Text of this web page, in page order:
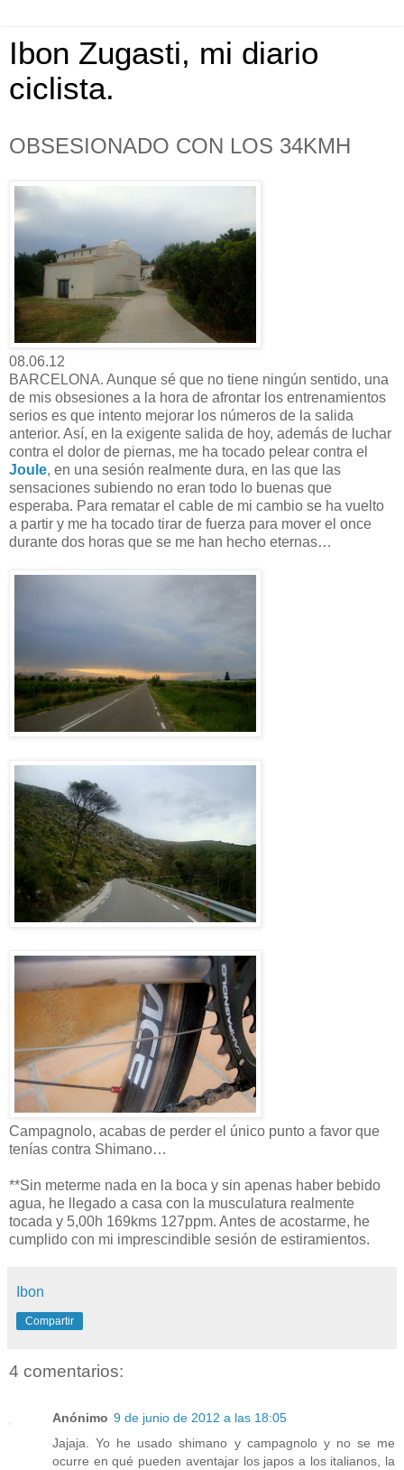
Ibon Zugasti, mi diario
ciclista.
OBSESIONADO CON LOS 34KMH
08.06.12
BARCELONA. Aunque sé que no tiene ningún sentido, una
de mis obsesiones a la hora de afrontar los entrenamientos
serios es que intento mejorar los números de la salida
anterior. Así, en la exigente salida de hoy, además de luchar
contra el dolor de piernas, me ha tocado pelear contra el
Joule, en una sesión realmente dura, en las que las
sensaciones subiendo no eran todo lo buenas que
esperaba. Para rematar el cable de mi cambio se ha vuelto
a partir y me ha tocado tirar de fuerza para mover el once
durante dos horas que se me han hecho eternas…
Campagnolo, acabas de perder el único punto a favor que
tenías contra Shimano…
**Sin meterme nada en la boca y sin apenas haber bebido
agua, he llegado a casa con la musculatura realmente
tocada y 5,00h 169kms 127ppm. Antes de acostarme, he
cumplido con mi imprescindible sesión de estiramientos.
Ibon
Compartir
4 comentarios:
Anónimo 9 de junio de 2012 a las 18:05
Jajaja. Yo he usado shimano y campagnolo y no se me
ocurre en qué pueden aventajar los japos a los italianos, la